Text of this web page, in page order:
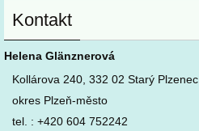
Kontakt
Helena Glänznerová
Kollárova 240, 332 02 Starý Plzenec
okres Plzeň-město
tel. : +420 604 752242